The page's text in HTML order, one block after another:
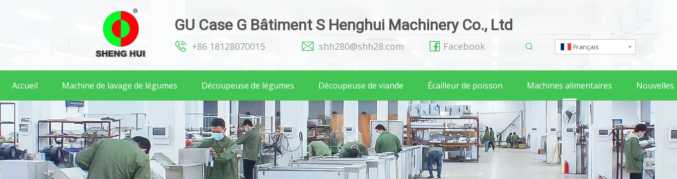
GU Case G Bâtiment S Henghui Machinery Co., Ltd
+86 18128070015 shh280@shh28.com Facebook Français
Accueil Machine de lavage de légumes Découpeuse de légumes Découpeuse de viande Écailleur de poisson Machines alimentaires Nouvelles